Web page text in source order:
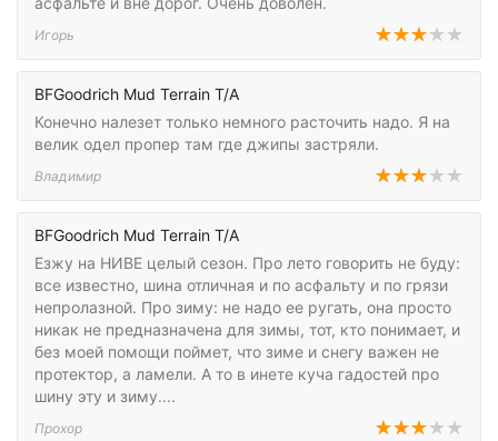
Игорь
BFGoodrich Mud Terrain T/A
Конечно налезет только немного расточить надо. Я на
велик одел пропер там где джипы застряли.
Владимир
BFGoodrich Mud Terrain T/A
Езжу на НИВЕ целый сезон. Про лето говорить не буду:
все известно, шина отличная и по асфальту и по грязи
непролазной. Про зиму: не надо ее ругать, она просто
никак не предназначена для зимы, тот, кто понимает, и
без моей помощи поймет, что зиме и снегу важен не
протектор, а ламели. А то в инете куча гадостей про
шину эту и зиму....
Прохор